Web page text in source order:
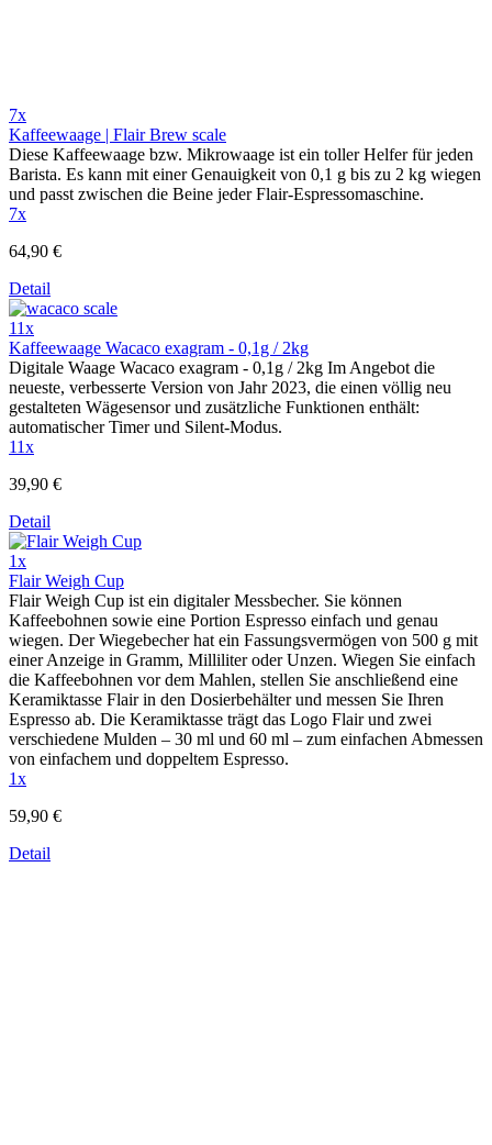
7x
Kaffeewaage | Flair Brew scale
Diese Kaffeewaage bzw. Mikrowaage ist ein toller Helfer für jeden
Barista. Es kann mit einer Genauigkeit von 0,1 g bis zu 2 kg wiegen
und passt zwischen die Beine jeder Flair-Espressomaschine.
7x
64,90 €
Detail
11x
Kaffeewaage Wacaco exagram - 0,1g / 2kg
Digitale Waage Wacaco exagram - 0,1g / 2kg Im Angebot die
neueste, verbesserte Version von Jahr 2023, die einen völlig neu
gestalteten Wägesensor und zusätzliche Funktionen enthält:
automatischer Timer und Silent-Modus.
11x
39,90 €
Detail
1x
Flair Weigh Cup
Flair Weigh Cup ist ein digitaler Messbecher. Sie können
Kaffeebohnen sowie eine Portion Espresso einfach und genau
wiegen. Der Wiegebecher hat ein Fassungsvermögen von 500 g mit
einer Anzeige in Gramm, Milliliter oder Unzen. Wiegen Sie einfach
die Kaffeebohnen vor dem Mahlen, stellen Sie anschließend eine
Keramiktasse Flair in den Dosierbehälter und messen Sie Ihren
Espresso ab. Die Keramiktasse trägt das Logo Flair und zwei
verschiedene Mulden – 30 ml und 60 ml – zum einfachen Abmessen
von einfachem und doppeltem Espresso.
1x
59,90 €
Detail